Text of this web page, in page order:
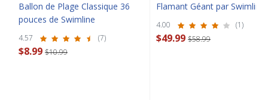
Ballon de Plage Classique 36
pouces de Swimline
4.57 (7)
$8.99 $10.99
Flamant Géant par Swimline
4.00 (1)
$49.99 $58.99